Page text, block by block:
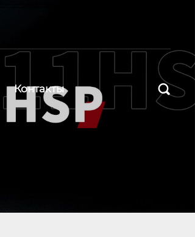
Контакты 